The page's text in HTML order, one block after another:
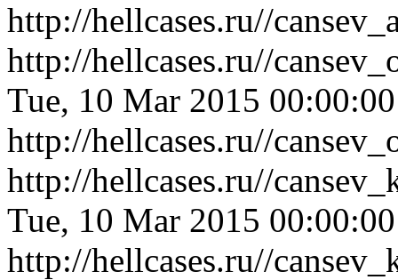
http://hellcases.ru//
http://hellcases.ru//
Tue, 10 Mar 2015
http://hellcases.ru//
http://hellcases.ru//
Tue, 10 Mar 2015
http://hellcases.ru//